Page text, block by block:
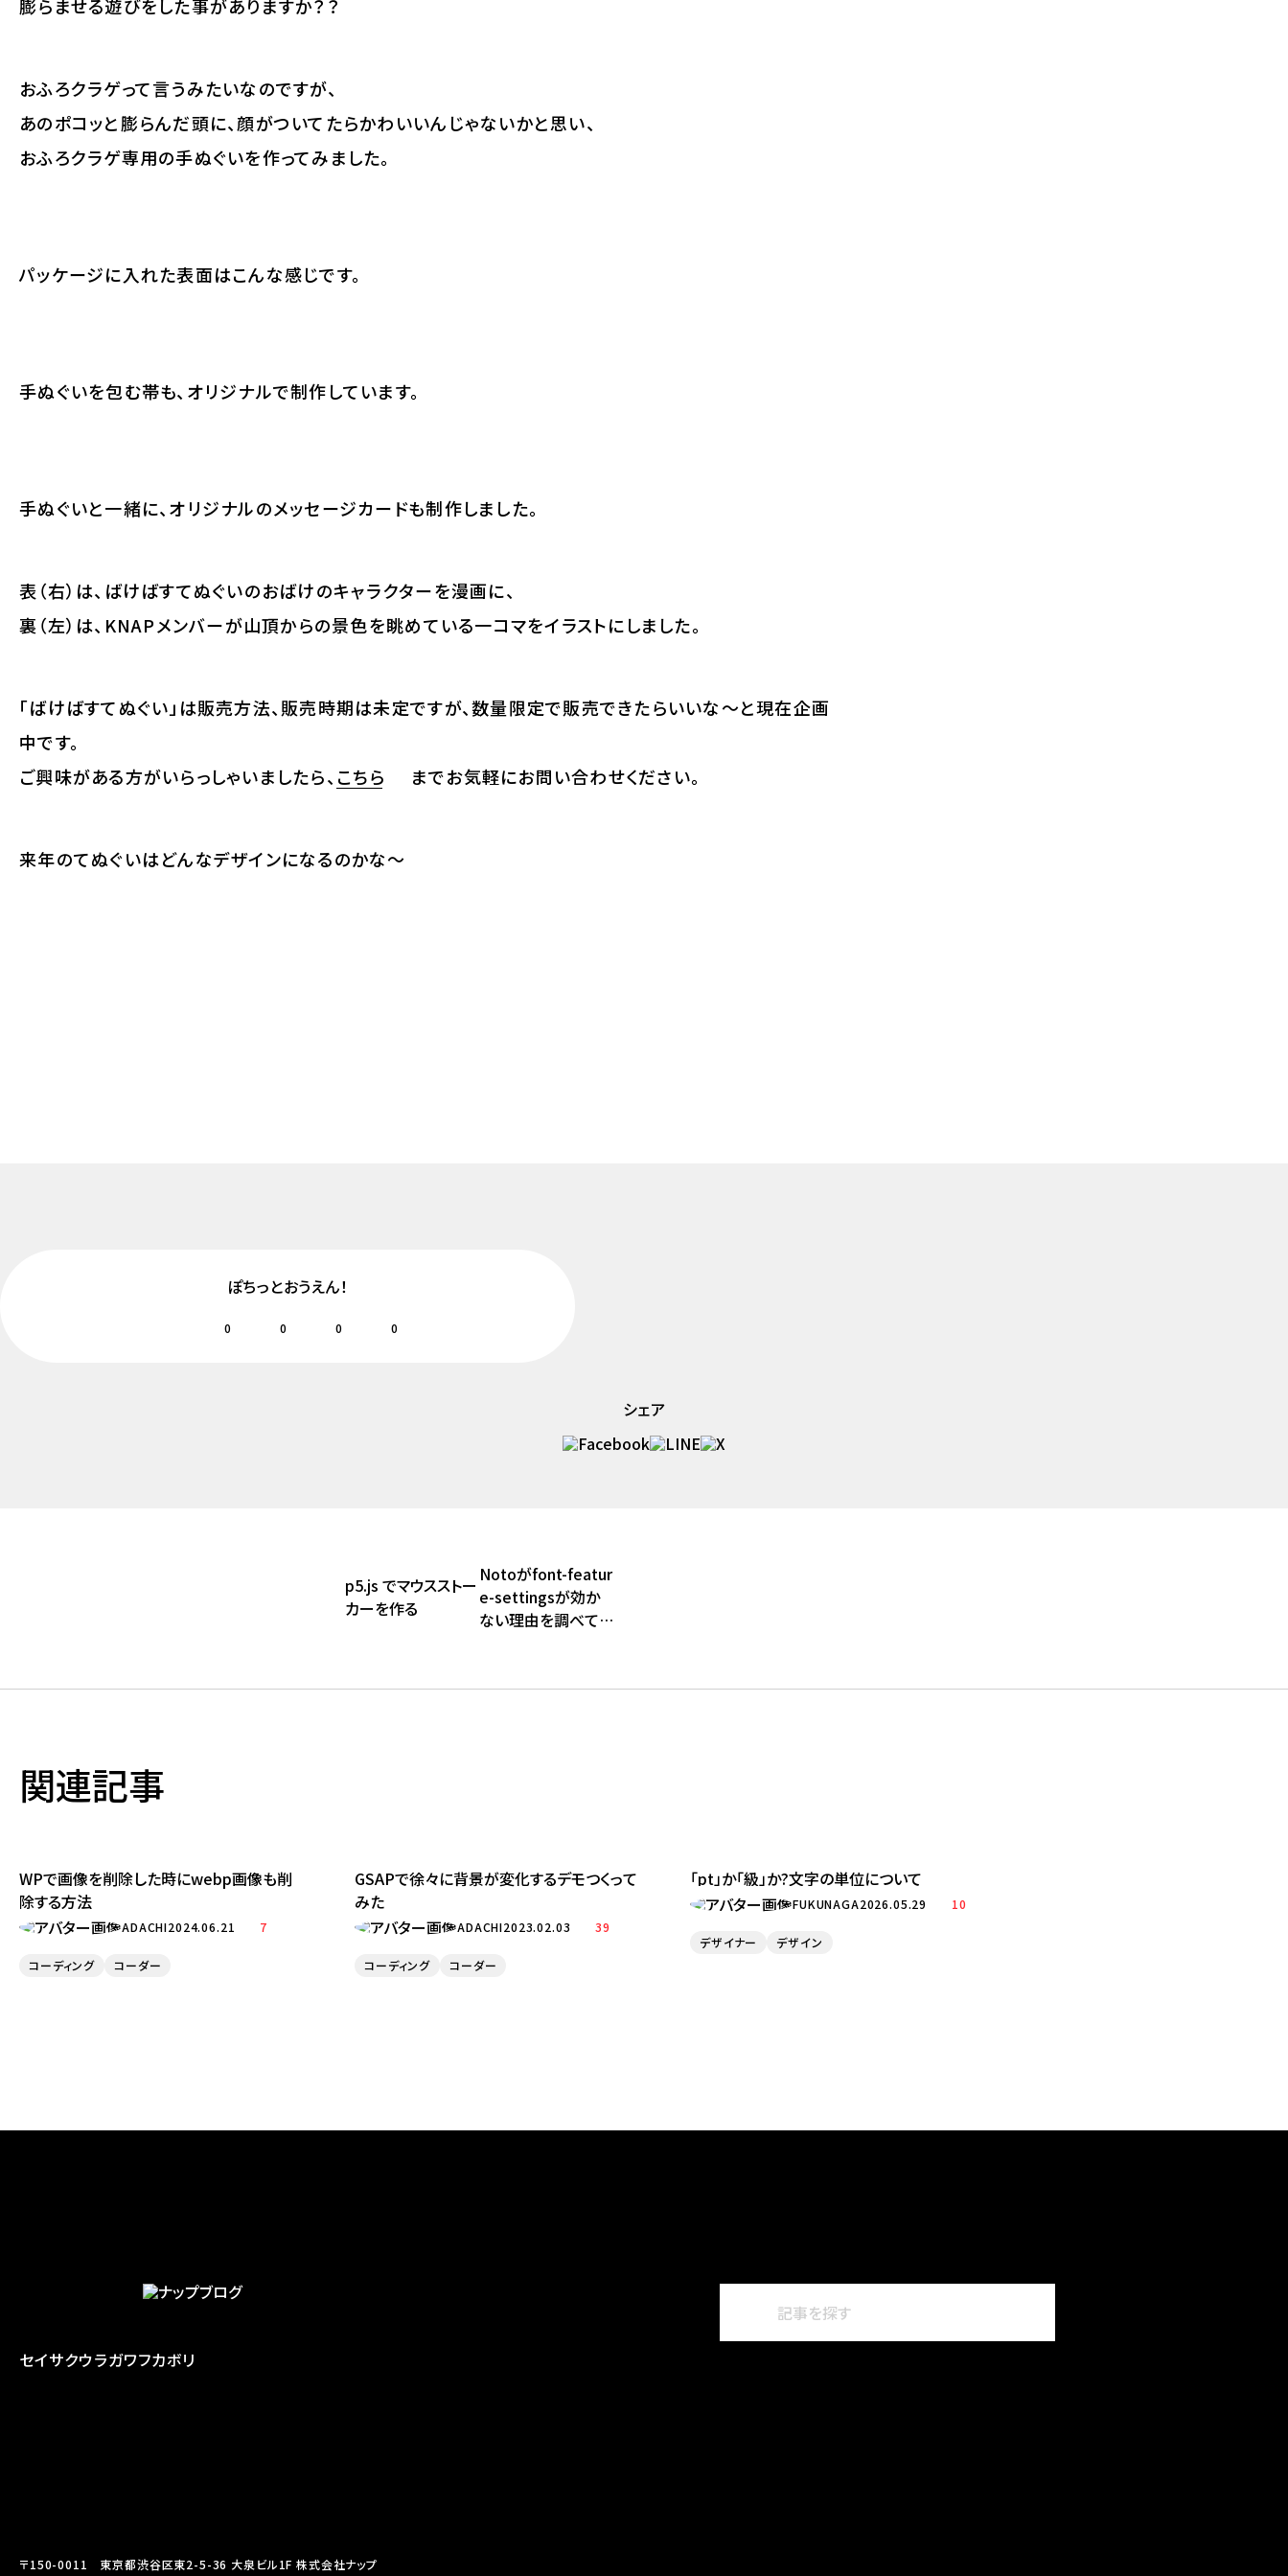
膨らませる遊びをした事がありますか？？
おふろクラゲって言うみたいなのですが、
あのポコッと膨らんだ頭に、顔がついてたらかわいいんじゃないかと思い、
おふろクラゲ専用の手ぬぐいを作ってみました。
パッケージに入れた表面はこんな感じです。
手ぬぐいを包む帯も、オリジナルで制作しています。
手ぬぐいと一緒に、オリジナルのメッセージカードも制作しました。
表（右）は、ばけばすてぬぐいのおばけのキャラクターを漫画に、
裏（左）は、KNAPメンバーが山頂からの景色を眺めている一コマをイラストにしました。
「ばけばすてぬぐい」は販売方法、販売時期は未定ですが、数量限定で販売できたらいいな〜と現在企画
中です。
ご興味がある方がいらっしゃいましたら、 こちら までお気軽にお問い合わせください。
来年のてぬぐいはどんなデザインになるのかな〜
ぽちっとおうえん！
0 0 0 0
シェア
p5.js でマウスストー
カーを作る
Notoがfont-featur
e-settingsが効か
ない理由を調べて
関連記事
WPで画像を削除した時にwebp画像も削
除する方法
ADACHI2024.06.21 7
コーディング コーダー
GSAPで徐々に背景が変化するデモつくって
みた
ADACHI2023.02.03 39
コーディング コーダー
「pt」か「級」か?文字の単位について
FUKUNAGA2026.05.29 10
デザイナー デザイン
セイサクウラガワフカボリ
〒150-0011 東京都渋谷区東2-5-36 大泉ビル1F 株式会社ナップ